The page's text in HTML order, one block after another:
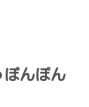
んぽん